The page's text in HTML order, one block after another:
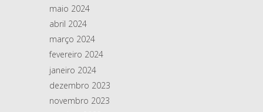
maio 2024
abril 2024
março 2024
fevereiro 2024
janeiro 2024
dezembro 2023
novembro 2023